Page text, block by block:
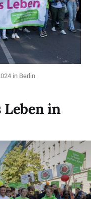
in Berlin
Leben in